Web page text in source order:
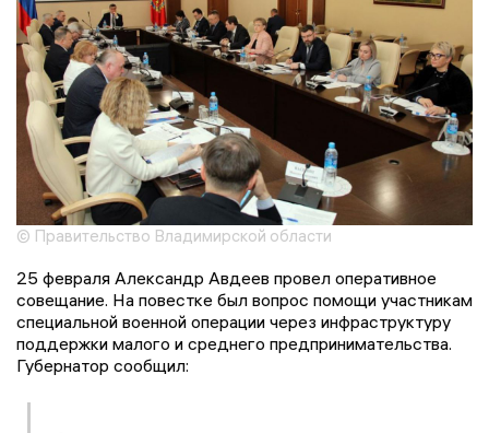
© Правительство Владимирской области
25 февраля Александр Авдеев провел оперативное
совещание. На повестке был вопрос помощи участникам
специальной военной операции через инфраструктуру
поддержки малого и среднего предпринимательства.
Губернатор сообщил: